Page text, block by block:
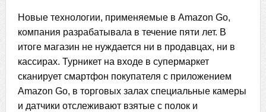
Новые технологии, применяемые в Amazon Go,
компания разрабатывала в течение пяти лет. В
итоге магазин не нуждается ни в продавцах, ни в
кассирах. Турникет на входе в супермаркет
сканирует смартфон покупателя с приложением
Amazon Go, в торговых залах специальные камеры
и датчики отслеживают взятые с полок и